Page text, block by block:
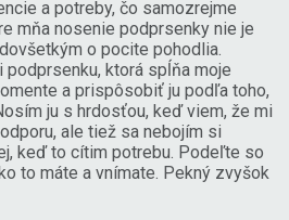
a potreby, čo samozrejme
mňa nosenie podprsenky nie je
o pocite pohodlia.
ktorá spĺňa moje
a prispôsobiť ju podľa toho,
ju s hrdosťou, keď viem, že mi
ale tiež sa nebojím si
keď to cítim potrebu. Podeľte so
to máte a vnímate. Pekný zvyšok